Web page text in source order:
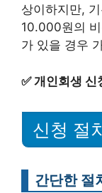
상이하지만,
10.000원의
가 있을 경우
✅개인회생 신
신청 절
간단한 절